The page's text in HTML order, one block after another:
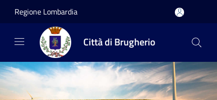
Regione Lombardia
Città di Brugherio